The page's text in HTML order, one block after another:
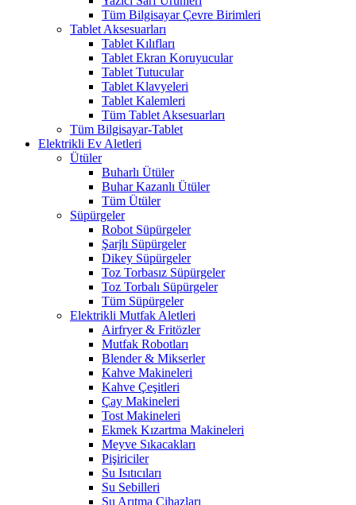
Tüm Bilgisayar Çevre Birimleri
Tablet Aksesuarları
Tablet Kılıfları
Tablet Ekran Koruyucular
Tablet Tutucular
Tablet Klavyeleri
Tablet Kalemleri
Tüm Tablet Aksesuarları
Tüm Bilgisayar-Tablet
Elektrikli Ev Aletleri
Ütüler
Buharlı Ütüler
Buhar Kazanlı Ütüler
Tüm Ütüler
Süpürgeler
Robot Süpürgeler
Şarjlı Süpürgeler
Dikey Süpürgeler
Toz Torbasız Süpürgeler
Toz Torbalı Süpürgeler
Tüm Süpürgeler
Elektrikli Mutfak Aletleri
Airfryer & Fritözler
Mutfak Robotları
Blender & Mikserler
Kahve Makineleri
Kahve Çeşitleri
Çay Makineleri
Tost Makineleri
Ekmek Kızartma Makineleri
Meyve Sıkacakları
Pişiriciler
Su Isıtıcıları
Su Sebilleri
Su Arıtma Cihazları